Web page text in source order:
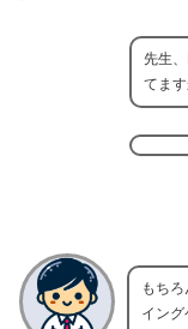
先生
てます
もち
イン